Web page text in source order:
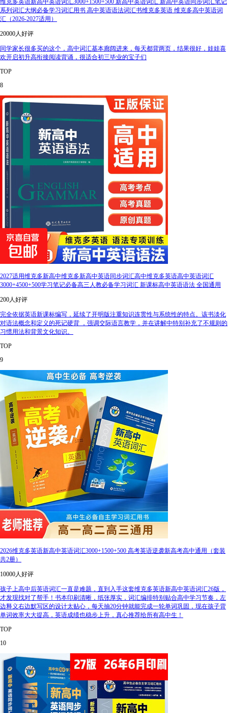
维克多英语新高中英语词汇3000+1500+500 新高中英语词汇 新高中英语同步词汇笔记
系列词汇大纲必备学习词汇用书 高中英语语法词汇书维克多英语 维克多高中英语词
汇（2026-2027适用）
20000人好评
同学家长很多买的这个，高中词汇基本廊阔进来，每天都背两页，结果很好，娃娃喜
欢开启初升高衔接阅读背诵，很适合初三毕业的宝子们
TOP
8
2027适用维克多新高中维克多新高中英语同步词汇高中维克多英语高中英语词汇
3000+4500+500学习笔记必备高三人教必备学习词汇 新课标高中英语语法 全国通用
200人好评
完全依据英语新课标编写，延续了开明版注重知识连贯性与系统性的特点。该书淡化
对语法概念和定义的死记硬背 ，强调交际语言教学，并在讲解中特别补充了不规则的
习惯用法和背景文化知识。
TOP
9
2026维克多英语新高中英语词汇3000+1500+500 高考英语逆袭新高考高中通用（套装
共2册）
10000人好评
孩子上高中后英语词汇一直是难题，直到入手这套维克多英语新高中英语词汇26版，
才发现找对了帮手！书本印刷清晰，纸张厚实，词汇编排特别贴合高中学习节奏，左
边释义右边默写区的设计太贴心，每天抽20分钟就能完成一轮单词巩固，现在孩子背
单词效率大大提高，英语成绩也稳步上升，真心推荐给所有高中生！
TOP
10